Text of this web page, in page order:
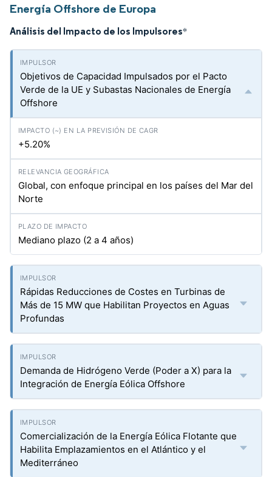
Energía Offshore de Europa
Análisis del Impacto de los Impulsores*
Objetivos de Capacidad Impulsados por el Pacto
Verde de la UE y Subastas Nacionales de Energía
Offshore
+5.20%
Global, con enfoque principal en los países del Mar del
Norte
Mediano plazo (2 a 4 años)
Rápidas Reducciones de Costes en Turbinas de
Más de 15 MW que Habilitan Proyectos en Aguas
Profundas
Demanda de Hidrógeno Verde (Poder a X) para la
Integración de Energía Eólica Offshore
Comercialización de la Energía Eólica Flotante que
Habilita Emplazamientos en el Atlántico y el
Mediterráneo